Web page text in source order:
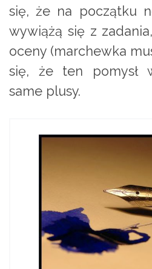
się, że na początku
wywiążą się z
oceny (marchewka
się, że ten pomysł
same plusy.